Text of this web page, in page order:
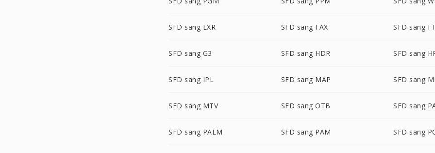
SFD sang EXR SFD sang FAX SFD sang
SFD sang G3 SFD sang HDR SFD sang
SFD sang IPL SFD sang MAP SFD sang
SFD sang MTV SFD sang OTB SFD sang
SFD sang PALM SFD sang PAM SFD sang